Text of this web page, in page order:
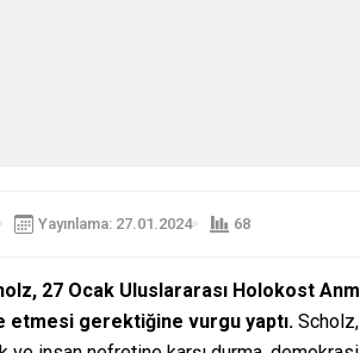
Yayınlama: 27.01.2024 68
27 Ocak Uluslararası Holokost
etmesi gerektiğine vurgu yaptı.